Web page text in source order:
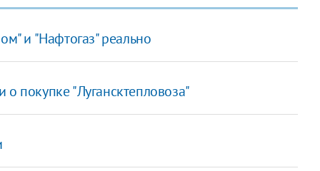
и "Нафтогаз" реально
покупке "Лугансктепловоза"